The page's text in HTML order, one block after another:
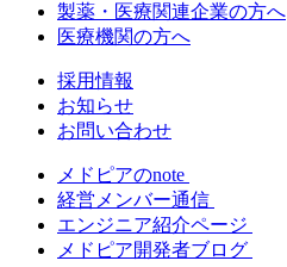
製薬・医療関連企業の方へ
医療機関の方へ
採用情報
お知らせ
お問い合わせ
メドピアのnote
経営メンバー通信
エンジニア紹介ページ
メドピア開発者ブログ